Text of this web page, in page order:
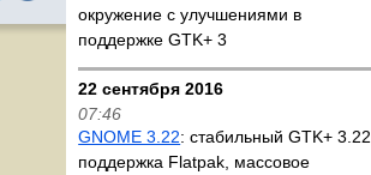
окружение с улучшениями в
поддержке GTK+ 3
22 сентября 2016
07:46
GNOME 3.22: стабильный GTK+ 3.22,
поддержка Flatpak, массовое